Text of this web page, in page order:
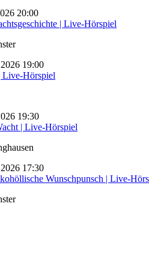
20:00
| Live-Hörspiel
19:00
Hörspiel
19:30
| Live-Hörspiel
17:30
Wunschpunsch | Live-